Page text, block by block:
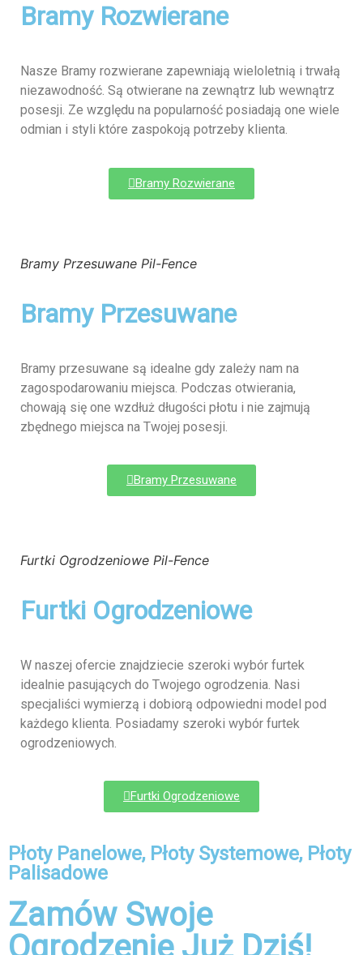
Bramy Rozwierane
Nasze Bramy rozwierane zapewniają wieloletnią i trwałą
niezawodność. Są otwierane na zewnątrz lub wewnątrz
posesji. Ze względu na popularność posiadają one wiele
odmian i styli które zaspokoją potrzeby klienta.
Bramy Rozwierane
Bramy Przesuwane Pil-Fence
Bramy Przesuwane
Bramy przesuwane są idealne gdy zależy nam na
zagospodarowaniu miejsca. Podczas otwierania,
chowają się one wzdłuż długości płotu i nie zajmują
zbędnego miejsca na Twojej posesji.
Bramy Przesuwane
Furtki Ogrodzeniowe Pil-Fence
Furtki Ogrodzeniowe
W naszej ofercie znajdziecie szeroki wybór furtek
idealnie pasujących do Twojego ogrodzenia. Nasi
specjaliści wymierzą i dobiorą odpowiedni model pod
każdego klienta. Posiadamy szeroki wybór furtek
ogrodzeniowych.
Furtki Ogrodzeniowe
Płoty Panelowe, Płoty Systemowe, Płoty
Palisadowe
Zamów Swoje